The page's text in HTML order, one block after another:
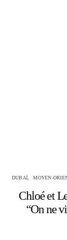
DUBAÏ MOYEN-
Chloé et
“On ne